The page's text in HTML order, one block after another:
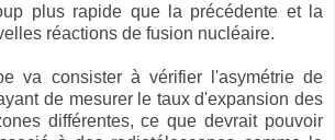
plus rapide que la précédente et la
réactions de fusion nucléaire.
va consister à vérifier l'asymétrie de
de mesurer le taux d'expansion des
différentes, ce que devrait pouvoir